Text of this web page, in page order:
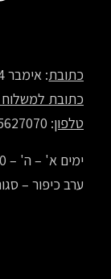
כתובת: אימבר 14 פתח תקווה
כתובת למשלוח
טלפון: 03-5627070
ימים א' – ה' – 9:00-18:00, ערב חג – 9:00-14:00
ערב כיפור – סגור,